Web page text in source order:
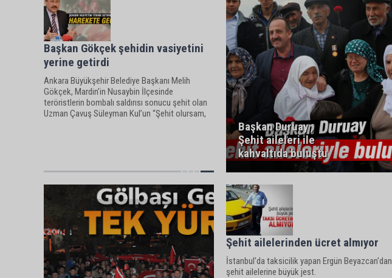
Başkan Gökçek şehidin vasiyetini
yerine getirdi
Ankara Büyükşehir Belediye Başkanı Melih
Gökçek, Mardin’in Nusaybin İlçesinde
teröristlerin bombalı saldırısı sonucu şehit olan
Uzman Çavuş Süleyman Kul’un “Şehit olursam,
Başkan Duruay ,
Şehit aileleri ile
kahvaltıda buluştu
Şehit ailelerinden ücret almıyor
İstanbul'da taksicilik yapan Ergün Beyazcan'dan
şehit ailelerine büyük jest.